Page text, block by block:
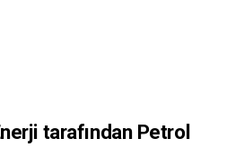
tarafından Petrol